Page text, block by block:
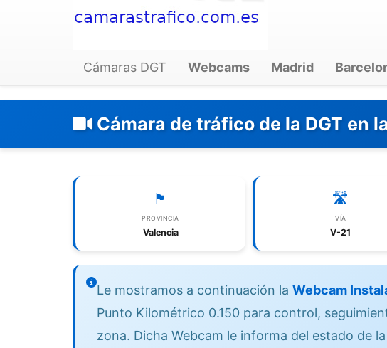
Cámaras DGT Webcams Madrid
Cámara de tráfico de la DGT en
🏴
PROVINCIA
Valencia
🛣️
VÍA
V-21
Le mostramos a continuación la Webcam
Punto Kilométrico 0.150 para control,
zona. Dicha Webcam le informa del estado de